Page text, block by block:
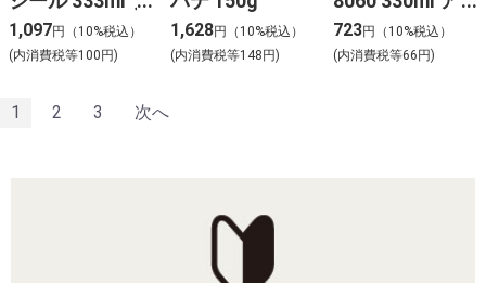
ラック
1,097円（10%税込）
(内消費税等100円)
1,628円（10%税込）
(内消費税等148円)
イボリー
723円（10%税込）
(内消費税等66円)
1 2 3 次へ